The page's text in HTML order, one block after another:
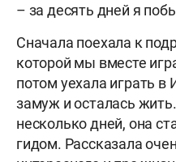
– за десять дней я
Сначала поехала к
которой мы вместе
потом уехала играть
замуж и осталась
несколько дней, она
гидом. Рассказала